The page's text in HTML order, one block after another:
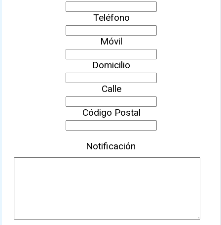
Teléfono
Móvil
Domicilio
Calle
Código Postal
Notificación